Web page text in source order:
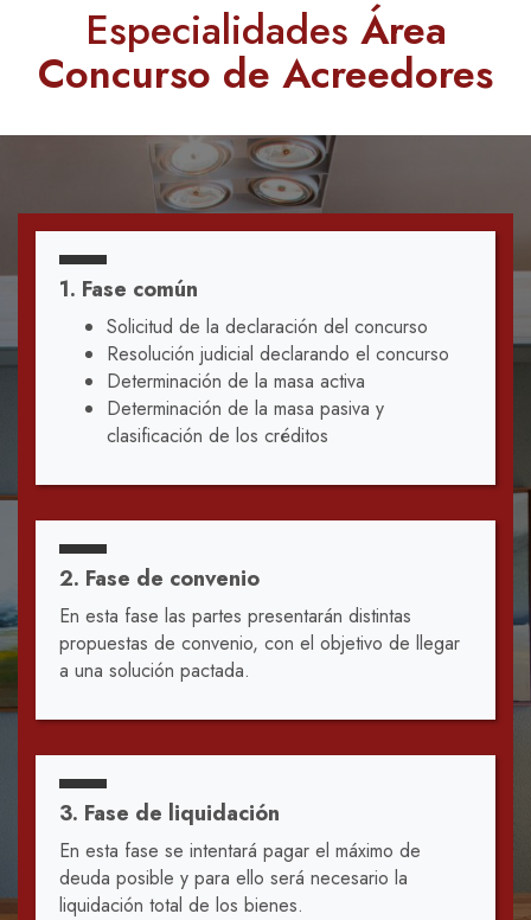
Especialidades Área
Concurso de Acreedores
1. Fase común
Solicitud de la declaración del concurso
Resolución judicial declarando el concurso
Determinación de la masa activa
Determinación de la masa pasiva y
clasificación de los créditos
2. Fase de convenio
En esta fase las partes presentarán distintas
propuestas de convenio, con el objetivo de llegar
a una solución pactada.
3. Fase de liquidación
En esta fase se intentará pagar el máximo de
deuda posible y para ello será necesario la
liquidación total de los bienes.